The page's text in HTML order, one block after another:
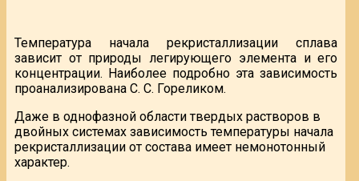
Температура начала рекристаллизации сплава
зависит от природы легирующего элемента и его
концентрации. Наиболее подробно эта зависимость
проанализирована С. С. Гореликом.
Даже в однофазной области твердых растворов в
двойных системах зависимость температуры начала
рекристаллизации от состава имеет немонотонный
характер.